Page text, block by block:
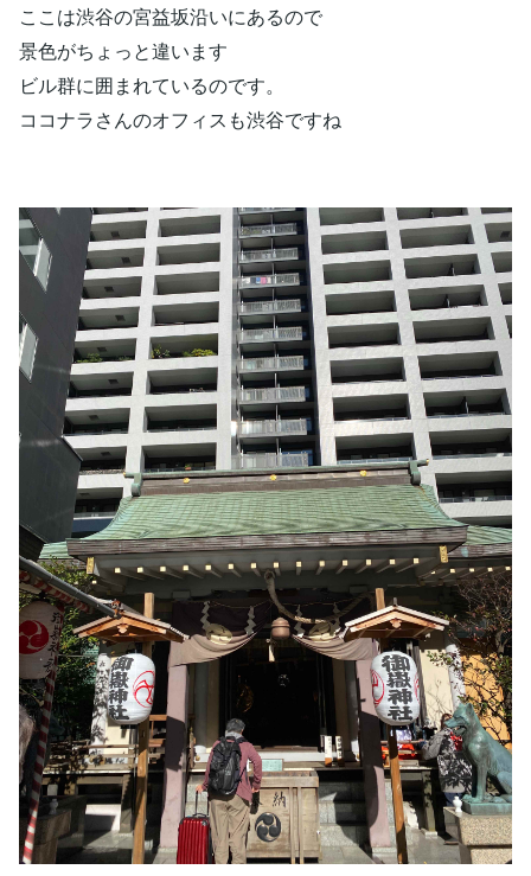
ここは渋谷の宮益坂沿いにあるので
景色がちょっと違います
ビル群に囲まれているのです。
ココナラさんのオフィスも渋谷ですね